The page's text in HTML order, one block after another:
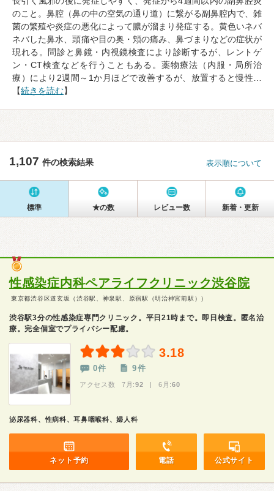
のこと。鼻腔（鼻の中の空気の通り道）に繋がる副鼻腔内で、雑
菌の繁殖や炎症の悪化によって膿が溜まり発症する。黄色いネバ
ネバした鼻水、頭痛や目の奥・頬の痛み、鼻づまりなどの症状が
現れる。問診と鼻鏡・内視鏡検査により診断するが、レントゲ
ン・CT検査などを行うこともある。薬物療法（内服・局所治
療）により2週間～1か月ほどで改善するが、放置すると慢性…
【続きを読む】
1,107 件の検索結果 表示順について
標準 ★の数 レビュー数 新着・更新
性感染症内科ペアライフクリニック渋谷院
東京都渋谷区道玄坂（渋谷駅、神泉駅、原宿駅（明治神宮前駅））
渋谷駅3分の性感染症専門クリニック。平日21時まで。即日検査。匿名治
療。完全個室でプライバシー配慮。
3.18
0件 9件
アクセス数 7月:92 | 6月:60
泌尿器科、性病科、耳鼻咽喉科、婦人科
ネット予約 電話 公式サイト